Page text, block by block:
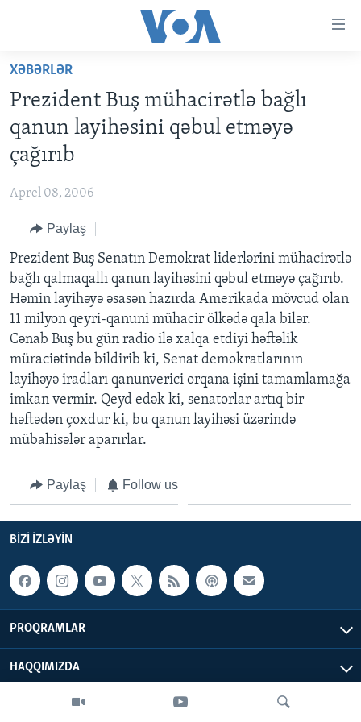
Skip
main
content
Skip
main
Navigation
Search
ANA SƏHİFƏ
PROQRAMLAR
AMERIKA İCMALI
FAKTLAR NƏ DEYIR?
AZƏRBAYCAN
UKRAYNA BÖHRANI
İSRAIL-HƏMAS MÜNAQIŞƏSI
ABŞ
ABŞ SEÇKILƏRI 2024
İRAN AZƏRBAYCANI
VIDEOLAR
MEDIA AZADLIĞI
BAŞ MƏQALƏ
LEARNING ENGLISH
BIZI IZLƏYIN
Dillər
XƏBƏRLƏR
Prezident Buş mühacirətlə bağlı
qanun layihəsini qəbul etməyə
çağırıb
Aprel 08, 2006
Paylaş
Prezident Buş Senatın Demokrat liderlərini mühacirətlə
bağlı qalmaqallı qanun layihəsini qəbul etməyə çağırıb.
Həmin layihəyə əsasən hazırda Amerikada mövcud olan
11 milyon qeyri-qanuni mühacir ölkədə qala bilər.
Cənab Buş bu gün radio ilə xalqa etdiyi həftəlik
müraciətində bildirib ki, Senat demokratlarının
layihəyə iradları qanunverici orqana işini tamamlamağa
imkan vermir. Qeyd edək ki, senatorlar artıq bir
həftədən çoxdur ki, bu qanun layihəsi üzərində
mübahisələr aparırlar.
Paylaş Follow us
BIZI IZLƏYIN
PROQRAMLAR
HAQQIMIZDA